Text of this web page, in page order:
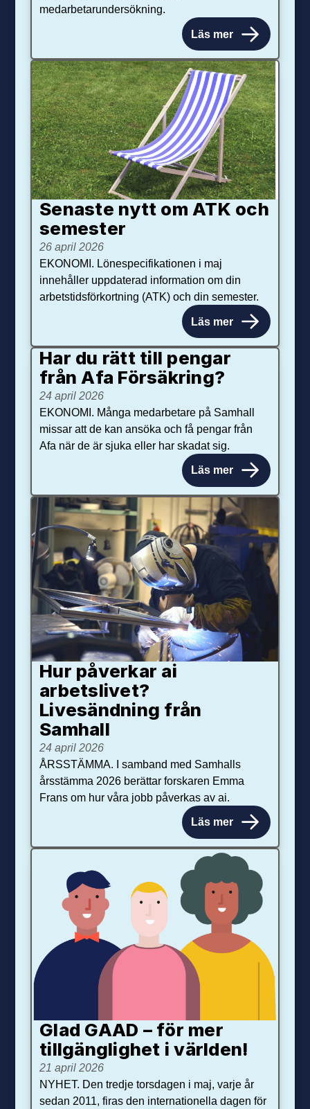
medarbetarundersökning.
Läs mer
Senaste nytt om ATK och
se­mester
26 april 2026
EKONOMI. Lönespecifikationen i maj
innehåller uppdaterad information om din
arbetstidsförkortning (ATK) och din semester.
Läs mer
Har du rätt till pengar
från Afa Försäkring?
24 april 2026
EKONOMI. Många medarbetare på Samhall
missar att de kan ansöka och få pengar från
Afa när de är sjuka eller har skadat sig.
Läs mer
Hur påverkar ai
arbetslivet?
Livesändning från
Samhall
24 april 2026
ÅRSSTÄMMA. I samband med Samhalls
årsstämma 2026 berättar forskaren Emma
Frans om hur våra jobb påverkas av ai.
Läs mer
Glad GAAD – för mer
tillgänglighet i världen!
21 april 2026
NYHET. Den tredje torsdagen i maj, varje år
sedan 2011, firas den internationella dagen för